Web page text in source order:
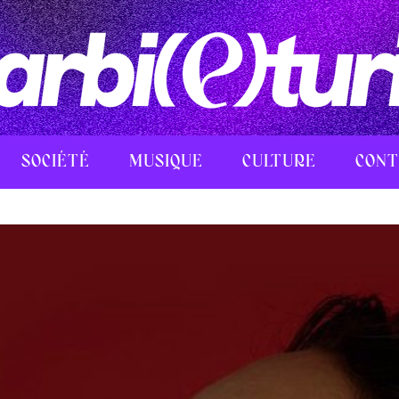
SOCIÉTÉ MUSIQUE CULTURE